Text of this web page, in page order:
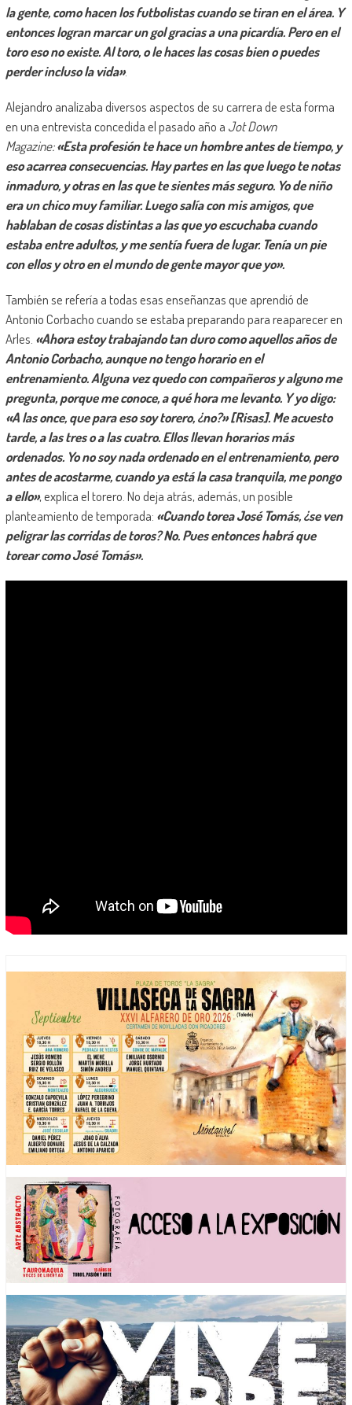
la gente, como hacen los futbolistas cuando se tiran en el área. Y
entonces logran marcar un gol gracias a una picardía. Pero en el
toro eso no existe. Al toro, o le haces las cosas bien o puedes
perder incluso la vida».
Alejandro analizaba diversos aspectos de su carrera de esta forma
en una entrevista concedida el pasado año a Jot Down
Magazine:«Esta profesión te hace un hombre antes de tiempo, y
eso acarrea consecuencias. Hay partes en las que luego te notas
inmaduro, y otras en las que te sientes más seguro. Yo de niño
era un chico muy familiar. Luego salía con mis amigos, que
hablaban de cosas distintas a las que yo escuchaba cuando
estaba entre adultos, y me sentía fuera de lugar. Tenía un pie
con ellos y otro en el mundo de gente mayor que yo».
También se refería a todas esas enseñanzas que aprendió de
Antonio Corbacho cuando se estaba preparando para reaparecer en
Arles. «Ahora estoy trabajando tan duro como aquellos años de
Antonio Corbacho, aunque no tengo horario en el
entrenamiento. Alguna vez quedo con compañeros y alguno me
pregunta, porque me conoce, a qué hora me levanto. Y yo digo:
«A las once, que para eso soy torero, ¿no?» [Risas]. Me acuesto
tarde, a las tres o a las cuatro. Ellos llevan horarios más
ordenados. Yo no soy nada ordenado en el entrenamiento, pero
antes de acostarme, cuando ya está la casa tranquila, me pongo
a ello», explica el torero. No deja atrás, además, un posible
planteamiento de temporada: «Cuando torea José Tomás, ¿se ven
peligrar las corridas de toros? No. Pues entonces habrá que
torear como José Tomás».